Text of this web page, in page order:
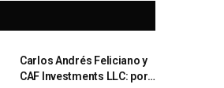
Carlos Andrés Feliciano y
CAF Investments LLC: por